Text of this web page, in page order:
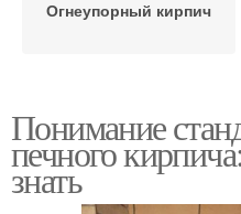
Огнеупорный кирпич
строительство
Понимание
печного
знать